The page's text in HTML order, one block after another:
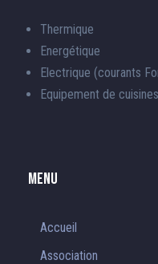
Thermique
Energétique
Electrique (courants
Equipement de
Menu
Accueil
Association